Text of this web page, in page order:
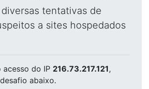
tentativas de
a sites hospedados
acesso do IP 216.73.217.121,
abaixo.